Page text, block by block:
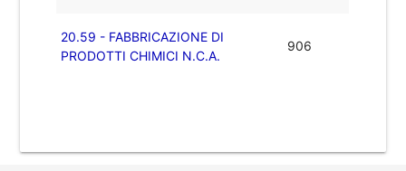
20.59 - FABBRICAZIONE DI
PRODOTTI CHIMICI N.C.A.
906